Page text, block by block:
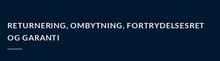
RETURNERING, OMBYTNING, FORTRYDELSESRET
OG GARANTI